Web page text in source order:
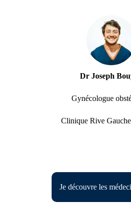
Dr Joseph
Gynécologue
Clinique Rive
Je découvre les